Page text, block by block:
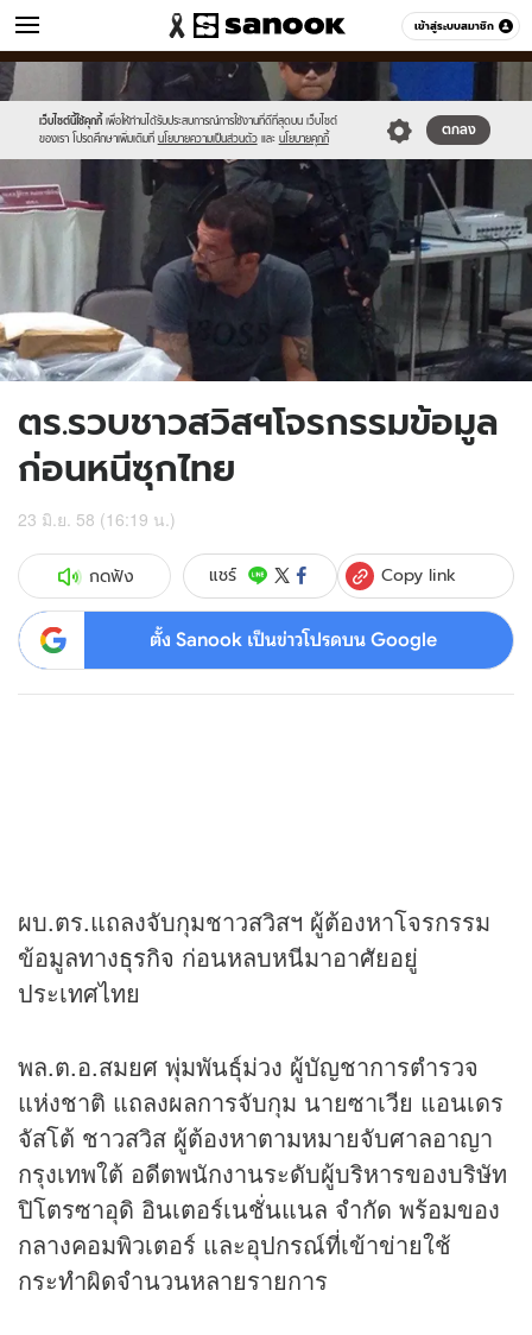
เข้าสู่ระบบสมาชิก
ข่าว หมวดอื่นๆ
เว็บไซต์นี้ใช้คุกกี้ เพื่อให้ท่านได้รับประสบการณ์การใช้งานที่ดีที่สุดบน เว็บไซต์
ของเรา โปรดศึกษาเพิ่มเติมที่ นโยบายความเป็นส่วนตัว และ นโยบายคุกกี้
ตกลง
//s.isanook.com/sr/0/images/logo-
new-
sanook.png
//s.isanook.com/ns/0/ud/363/1817330/626894-
01.jpg
ตร.รวบชาวสวิสฯโจรกรรมข้อมูล
ก่อนหนีซุกไทย
23 มิ.ย. 58 (16:19 น.)
กดฟัง แชร์ Copy link
ตั้ง Sanook เป็นข่าวโปรดบน Google
ผบ.ตร.แถลงจับกุมชาวสวิสฯ ผู้ต้องหาโจรกรรม
ข้อมูลทางธุรกิจ ก่อนหลบหนีมาอาศัยอยู่
ประเทศไทย
พล.ต.อ.สมยศ พุ่มพันธุ์ม่วง ผู้บัญชาการตำรวจ
แห่งชาติ แถลงผลการจับกุม นายซาเวีย แอนเดร
จัสโต้ ชาวสวิส ผู้ต้องหาตามหมายจับศาลอาญา
กรุงเทพใต้ อดีตพนักงานระดับผู้บริหารของบริษัท
ปิโตรซาอุดิ อินเตอร์เนชั่นแนล จำกัด พร้อมของ
กลางคอมพิวเตอร์ และอุปกรณ์ที่เข้าข่ายใช้
กระทำผิดจำนวนหลายรายการ